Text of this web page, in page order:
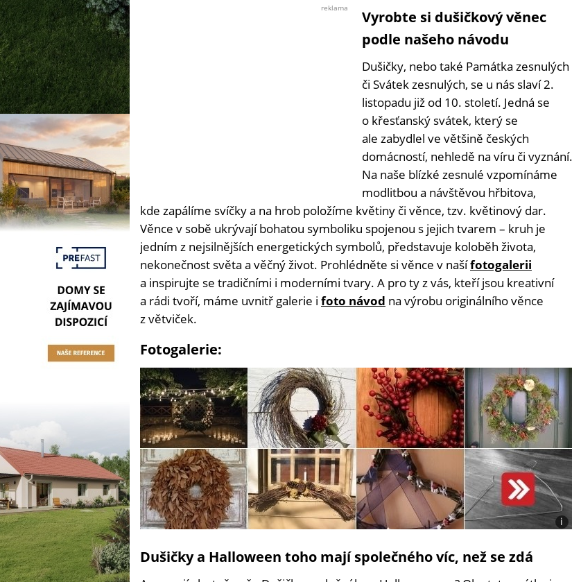
reklama
Vyrobte si dušičkový věnec
podle našeho návodu
Dušičky, nebo také Památka zesnulých
či Svátek zesnulých, se u nás slaví 2.
listopadu již od 10. století. Jedná se
o křesťanský svátek, který se
ale zabydlel ve většině českých
domácností, nehledě na víru či vyznání.
Na naše blízké zesnulé vzpomínáme
modlitbou a návštěvou hřbitova,
kde zapálíme svíčky a na hrob položíme květiny či věnce, tzv. květinový dar.
Věnce v sobě ukrývají bohatou symboliku spojenou s jejich tvarem – kruh je
jedním z nejsilnějších energetických symbolů, představuje koloběh života,
nekonečnost světa a věčný život. Prohlédněte si věnce v našífotogalerii
a inspirujte se tradičními i moderními tvary. A pro ty z vás, kteří jsou kreativní
a rádi tvoří, máme uvnitř galerie i foto návod na výrobu originálního věnce
z větviček.
Fotogalerie:
i
Foto:
Dušičky a Halloween toho mají společného víc, než se zdá